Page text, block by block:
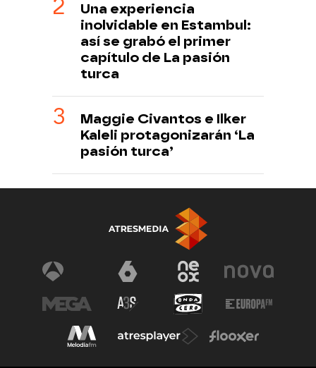
Una experiencia
inolvidable en Estambul:
así se grabó el primer
capítulo de La pasión
turca
Maggie Civantos e Ilker
Kaleli protagonizarán ‘La
pasión turca’